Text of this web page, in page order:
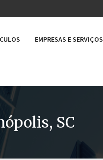
EMPRESAS E SERVIÇOS
SC